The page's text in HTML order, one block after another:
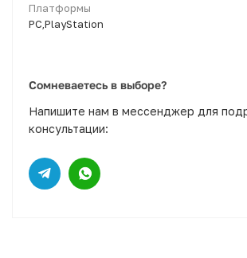
Платформы
PC,PlayStation
Сомневаетесь в выборе?
Напишите нам в мессенджер для
консультации: